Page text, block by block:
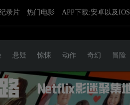
录片 热门电影 APP下载:安卓以及IOS
悬疑 惊悚 动作 奇幻 冒险